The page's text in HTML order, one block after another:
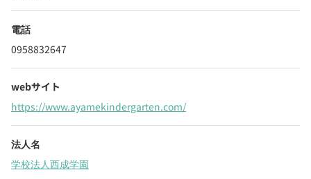
電話
0958832647
webサイト
https://www.ayamekindergarten.com/
法人名
学校法人西成学園